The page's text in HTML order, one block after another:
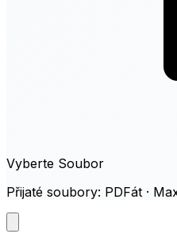
Vyberte Soubor
Přijaté soubory: PDFát ·